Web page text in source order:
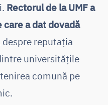
Rectorul de la UMF a
a dat dovadă
despre reputația
universitățile
comună pe